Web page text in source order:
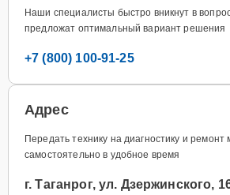
Наши специалисты быстро вникнут в
предложат оптимальный вариант решения
+7 (800) 100-91-25
Адрес
Передать технику на диагностику и ремонт
самостоятельно в удобное время
г. Таганрог, ул. Дзержинского,